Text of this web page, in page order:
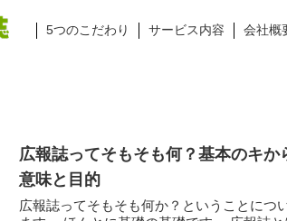
5つのこだわり サービス内容 会社概
広報誌ってそもそも何？基本のキか
意味と目的
広報誌ってそもそも何か？ということにつ